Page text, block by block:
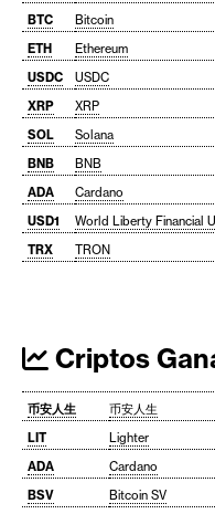
BTC
Bitcoin
ETH
Ethereum
USDC
USDC
XRP
XRP
SOL
Solana
BNB
BNB
ADA
Cardano
USD1
World Liberty Financial
TRX
TRON
Criptos
币安人生 币安人生
LIT
Lighter
ADA
Cardano
BSV
Bitcoin SV